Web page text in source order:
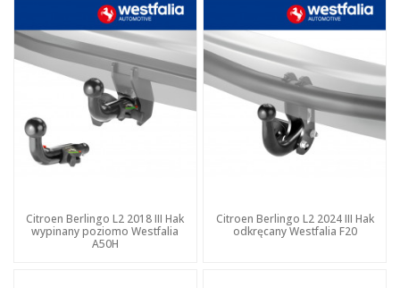
Citroen Berlingo L2 2018 III Hak
wypinany poziomo Westfalia
A50H
Citroen Berlingo L2 2024 III Hak
odkręcany Westfalia F20